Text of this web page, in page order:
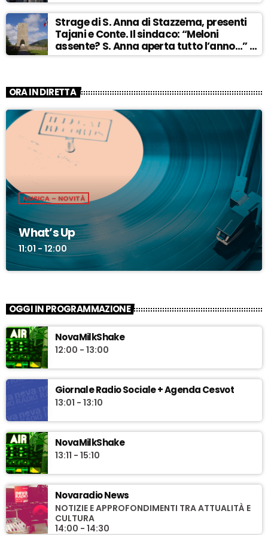
Strage di S. Anna di Stazzema, presenti
Tajani e Conte. Il sindaco: “Meloni
assente? S. Anna aperta tutto l’anno…” –
ASCOLTA
ORA IN DIRETTA
MUSICA – NOVITÀ
What’s Up
11:01 - 12:00
OGGI IN PROGRAMMAZIONE
NovaMilkShake
12:00 - 13:00
Giornale Radio Sociale + Agenda Cesvot
13:01 - 13:10
NovaMilkShake
13:11 - 15:10
Novaradio News
NOTIZIE E APPROFONDIMENTI TRA ATTUALITÀ E
CULTURA
14:00 - 14:30